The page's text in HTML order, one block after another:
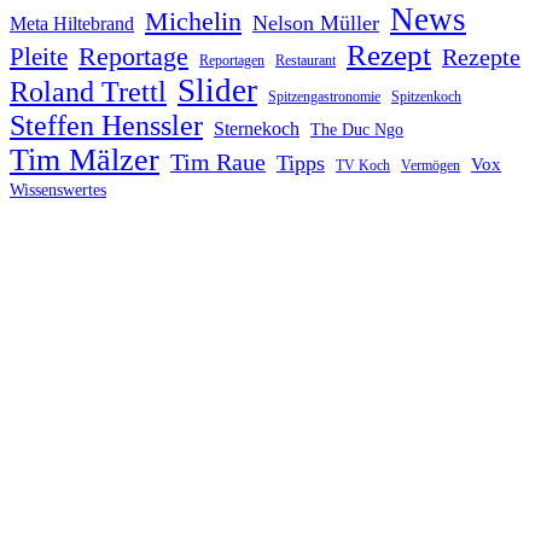
Meta Hiltebrand Michelin Nelson Müller News
Pleite Reportage Reportagen Restaurant Rezept Rezepte
Roland Trettl Slider Spitzengastronomie Spitzenkoch
Steffen Henssler Sternekoch The Duc Ngo
Tim Mälzer Tim Raue Tipps TV Koch Vermögen Vox
Wissenswertes